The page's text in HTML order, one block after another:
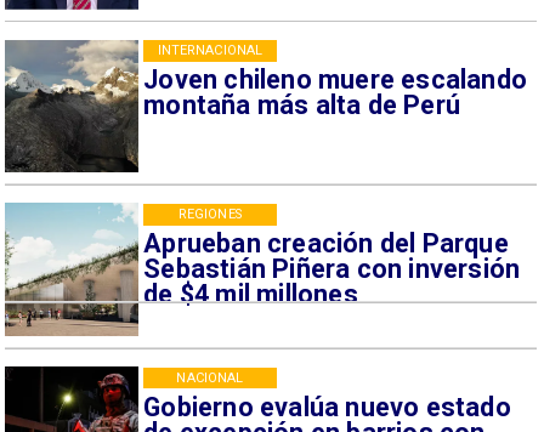
Joven chileno muere escalando
montaña más alta de Perú
INTERNACIONAL
Aprueban creación del Parque
Sebastián Piñera con inversión
de $4 mil millones
REGIONES
Gobierno evalúa nuevo estado
NACIONAL